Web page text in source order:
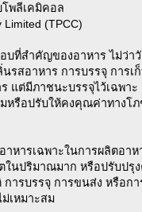
พลีเคมิคอล
Limited (TPCC)
บที่สำคัญของอาหาร ไม่ว่
รสอาหาร การบรรจุ กา
ต่มีภาชนะบรรจุไว้เฉพา
หรือปรับให้คงคุณค่าทางโ
หารเฉพาะในการผลิตอา
ในปริมาณมาก หรือปรับป
รบรรจุ การขนส่ง หรือกา
เหมาะสม